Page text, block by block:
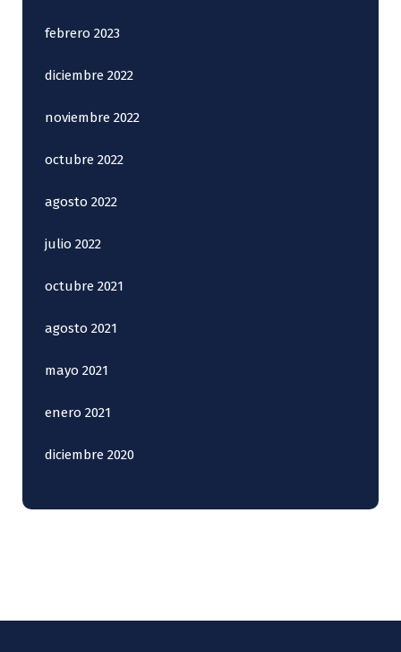
febrero 2023
diciembre 2022
noviembre 2022
octubre 2022
agosto 2022
julio 2022
octubre 2021
agosto 2021
mayo 2021
enero 2021
diciembre 2020